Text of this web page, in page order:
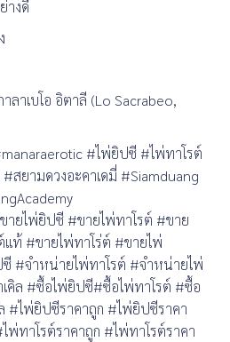
างดี
ลาเบโอ อิตาลี (Lo Sacrabeo,
#ไพ่ยิปซี #ไพ่ทาโรต์
สยามดวงอะคาเดมี่ #Siamduang
ายไพ่ยิปซี #ขายไพ่ทาโรต์ #ขาย
ท้ #ขายไพ่ทาโร่ต์ #ขายไพ่
#จำหน่ายไพ่ทาโรต์ #จำหน่ายไพ่
คิล #ซื้อไพ่ยิปซี#ซื้อไพ่ทาโรต์ #ซื้อ
#ไพ่ยิปซีราคาถูก #ไพ่ยิปซีราคา
ทาโรต์ราคาถูก #ไพ่ทาโรต์ราคา